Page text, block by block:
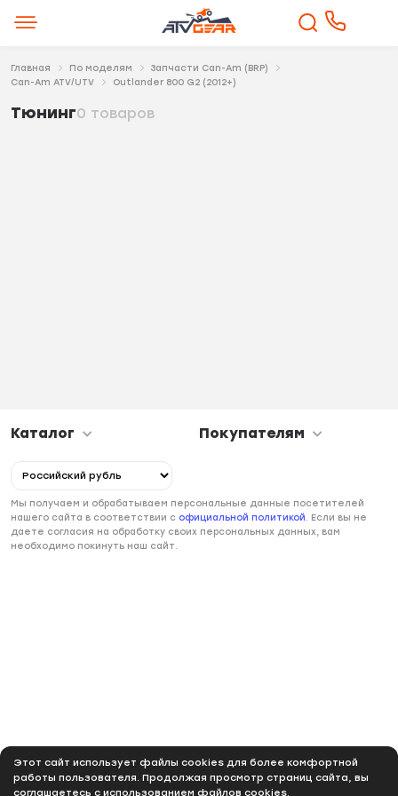
Этот сайт использует файлы cookies для более комфортной
работы пользователя. Продолжая просмотр страниц сайта, вы
соглашаетесь с использованием файлов cookies.
Главная По моделям
Запчасти Can-Am (BRP)
Can-Am ATV/UTV
Outlander 800 G2 (2012+)
Тюнинг0 товаров
Каталог Покупателям
Мы получаем и обрабатываем персональные данные посетителей
нашего сайта в соответствии с официальной политикой. Если вы не
даете согласия на обработку своих персональных данных, вам
необходимо покинуть наш сайт.